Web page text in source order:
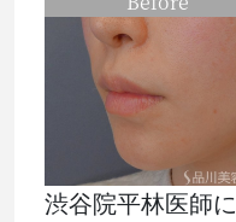
渋谷院平林医師